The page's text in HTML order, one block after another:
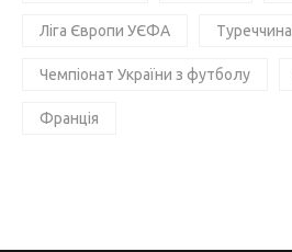
Ліга Європи УЄФА Туреччина
Чемпіонат України з футболу
Франція